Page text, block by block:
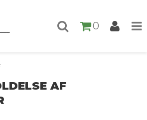
0
AF